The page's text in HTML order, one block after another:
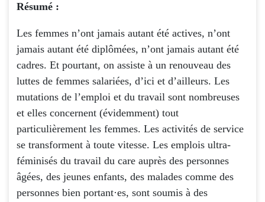
Résumé :
Les femmes n’ont jamais autant été actives, n’ont
jamais autant été diplômées, n’ont jamais autant été
cadres. Et pourtant, on assiste à un renouveau des
luttes de femmes salariées, d’ici et d’ailleurs. Les
mutations de l’emploi et du travail sont nombreuses
et elles concernent (évidemment) tout
particulièrement les femmes. Les activités de service
se transforment à toute vitesse. Les emplois ultra-
féminisés du travail du care auprès des personnes
âgées, des jeunes enfants, des malades comme des
personnes bien portant·es, sont soumis à des